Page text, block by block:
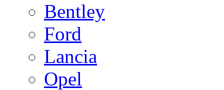
Bentley
Ford
Lancia
Opel